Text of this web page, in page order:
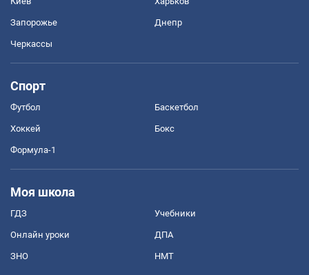
Запорожье Днепр
Черкассы
Спорт
Футбол Баскетбол
Хоккей Бокс
Формула-1
Моя школа
ГДЗ Учебники
Онлайн уроки ДПА
ЗНО НМТ